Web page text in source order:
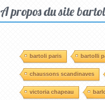
A propos du site
bartoli paris bartolli
chaussons scandinaves
victoria chapeau